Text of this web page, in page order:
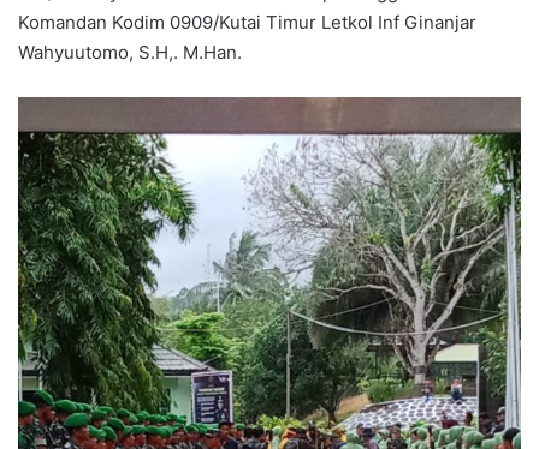
Komandan Kodim 0909/Kutai Timur Letkol Inf Ginanjar
Wahyuutomo, S.H,. M.Han.